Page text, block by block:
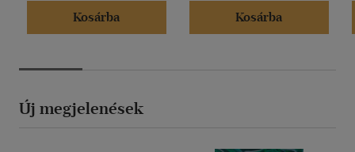
Kosárba
Kosárba
Új megjelenések